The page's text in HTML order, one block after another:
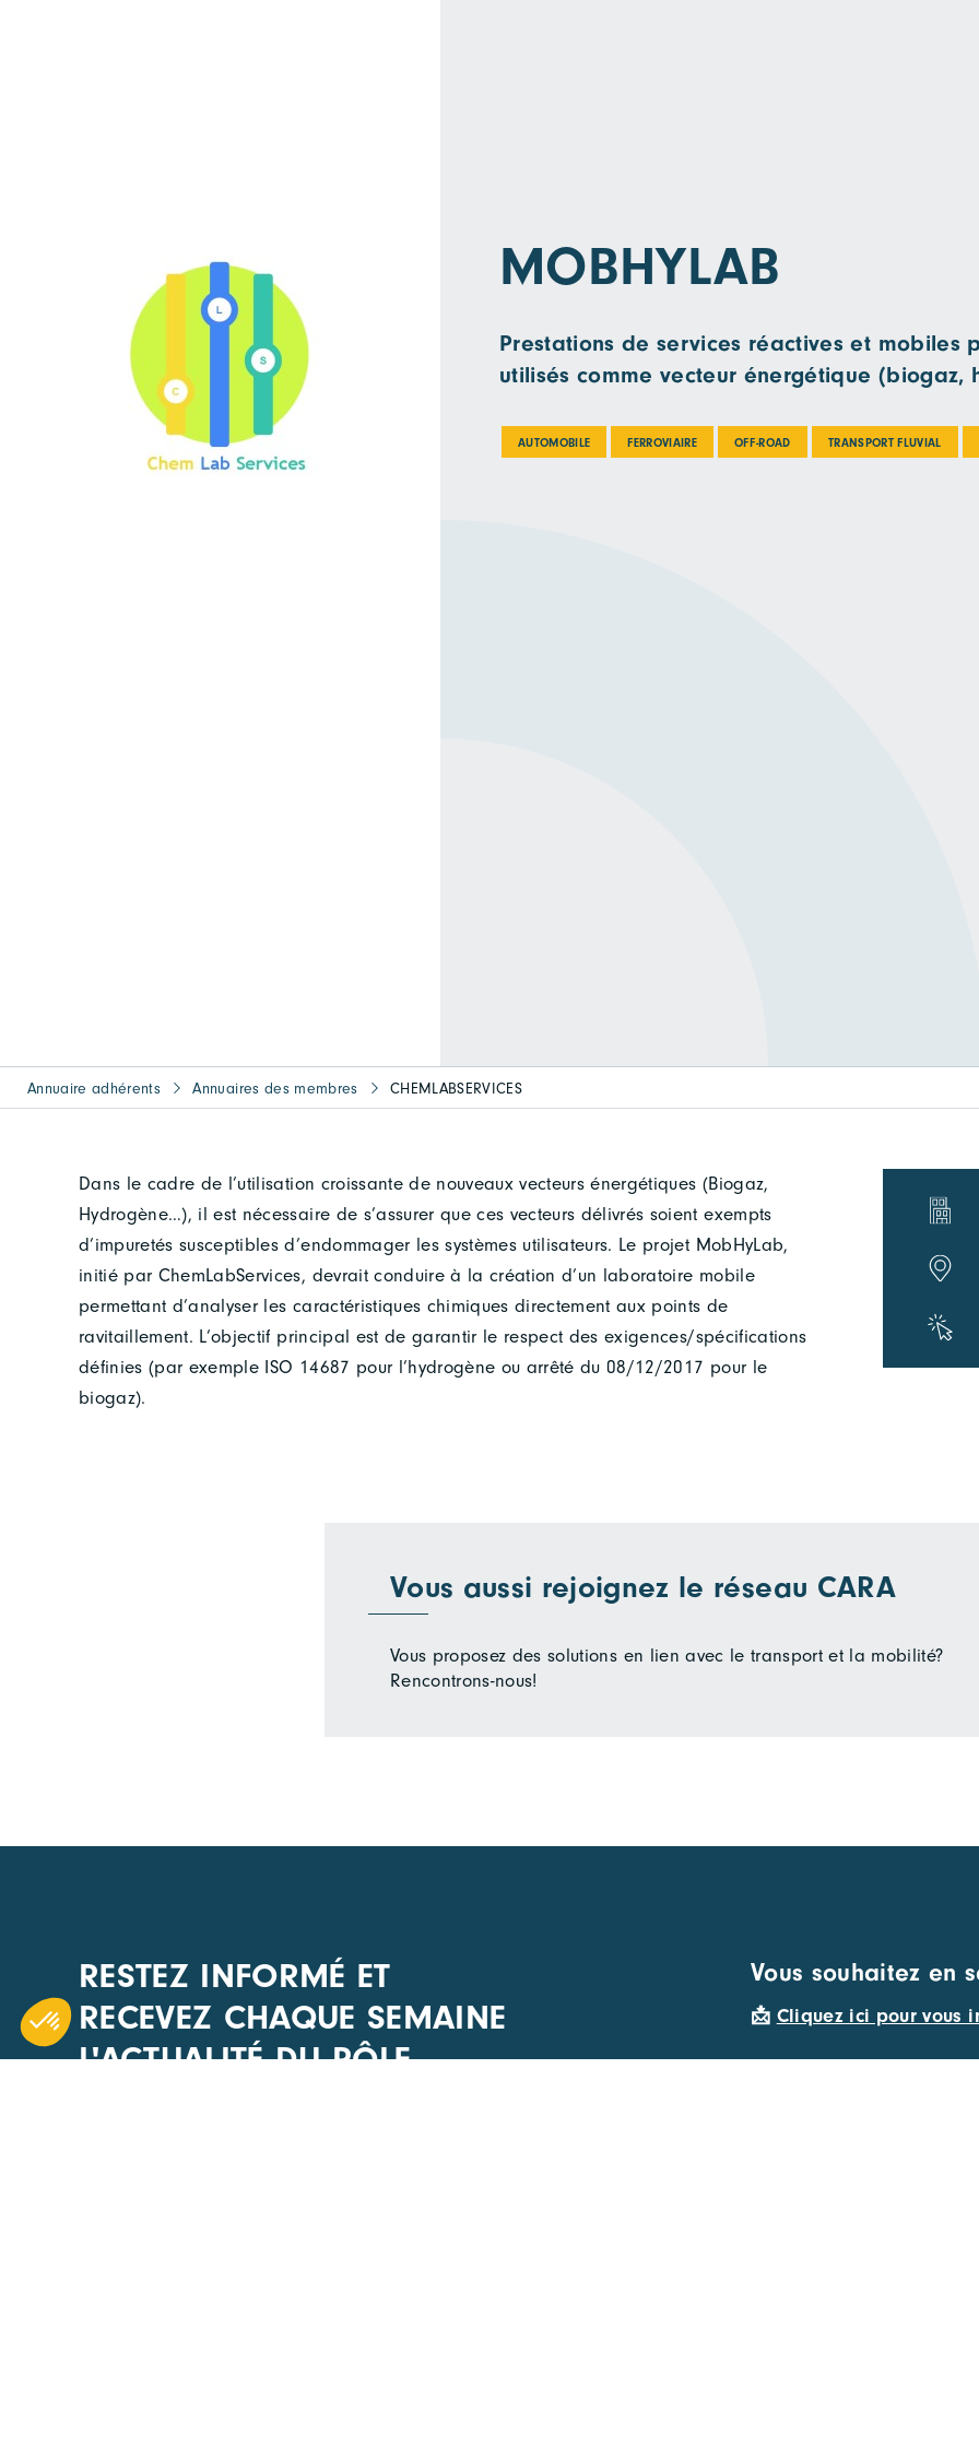
MOBHYLAB
Prestations de services réactives et mobiles
utilisés comme vecteur énergétique (biogaz,
AUTOMOBILE FERROVIAIRE OFF-ROAD TRANSPORT FLUVIAL
Annuaire adhérents Annuaires des membres CHEMLABSERVICES
Dans le cadre de l’utilisation croissante de nouveaux vecteurs énergétiques (Biogaz,
Hydrogène…), il est nécessaire de s’assurer que ces vecteurs délivrés soient exempts
d’impuretés susceptibles d’endommager les systèmes utilisateurs. Le projet MobHyLab,
initié par ChemLabServices, devrait conduire à la création d’un laboratoire mobile
permettant d’analyser les caractéristiques chimiques directement aux points de
ravitaillement. L’objectif principal est de garantir le respect des exigences/spécifications
définies (par exemple ISO 14687 pour l’hydrogène ou arrêté du 08/12/2017 pour le
biogaz).
Vous aussi rejoignez le réseau CARA
Vous proposez des solutions en lien avec le transport et la mobilité?
Rencontrons-nous!
RESTEZ INFORMÉ ET
RECEVEZ CHAQUE SEMAINE
L'ACTUALITÉ DU PÔLE
Vous souhaitez en
📩 Cliquez ici pour vous